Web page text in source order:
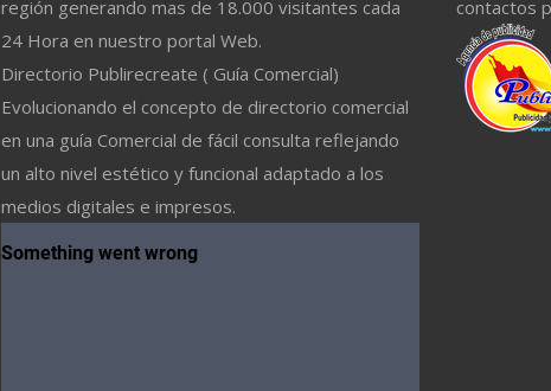
región generando mas de 18.000 visitantes cada
24 Hora en nuestro portal Web.
Directorio Publirecreate ( Guía Comercial)
Evolucionando el concepto de directorio comercial
en una guía Comercial de fácil consulta reflejando
un alto nivel estético y funcional adaptado a los
medios digitales e impresos.
contactos